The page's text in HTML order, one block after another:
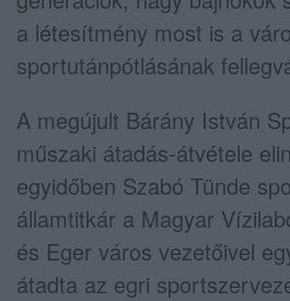
a létesítmény most is a
sportutánpótlásának
A megújult Bárány István
műszaki átadás-átvétele
egyidőben Szabó Tünde
államtitkár a Magyar
és Eger város vezetőivel
átadta az egri